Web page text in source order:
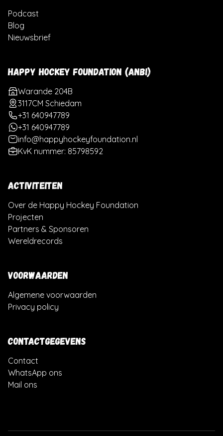
Podcast
Blog
Nieuwsbrief
HAPPY HOCKEY FOUNDATION (ANBI)
Warande 204B
3117CM Schiedam
+31 640947789
+31 640947789
info@happyhockeyfoundation.nl
KvK nummer: 85798592
ACTIVITEITEN
Over de Happy Hockey Foundation
Projecten
Partners & Sponsoren
Wereldrecords
VOORWAARDEN
Algemene voorwaarden
Privacy policy
CONTACTGEGEVENS
Contact
WhatsApp ons
Mail ons